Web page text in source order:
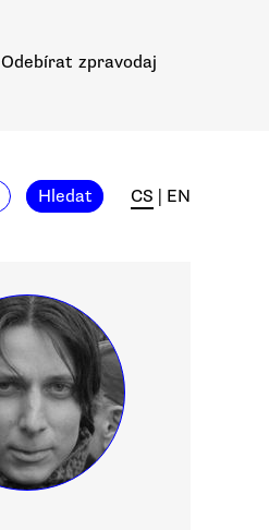
Odebírat zpravodaj
Hledat CS EN